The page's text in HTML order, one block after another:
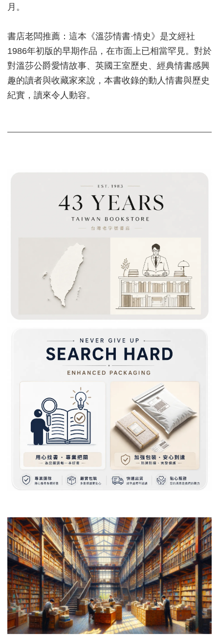
月。
書店老闆推薦：這本《溫莎情書·情史》是文經社
1986年初版的早期作品，在市面上已相當罕見。對於
對溫莎公爵愛情故事、英國王室歷史、經典情書感興
趣的讀者與收藏家來說，本書收錄的動人情書與歷史
紀實，讀來令人動容。